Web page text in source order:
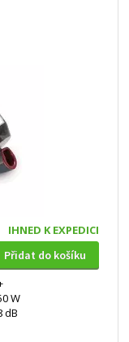
IHNED K EXPEDICI
Přidat do košíku
W
dB